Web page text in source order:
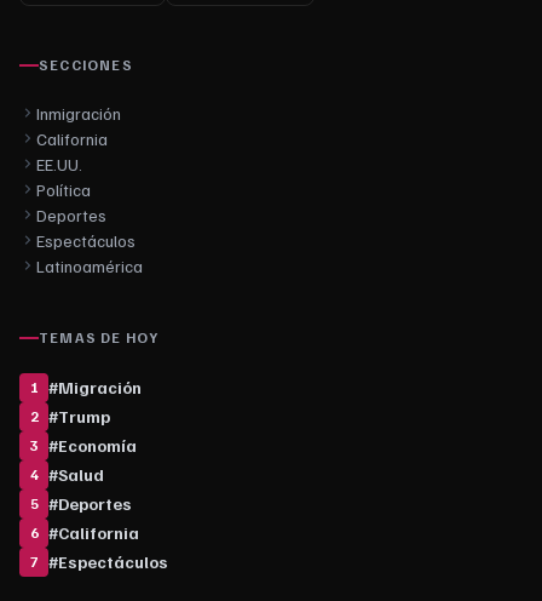
SECCIONES
Inmigración
California
EE.UU.
Política
Deportes
Espectáculos
Latinoamérica
TEMAS DE HOY
1 #Migración
2 #Trump
3 #Economía
4 #Salud
5 #Deportes
6 #California
7 #Espectáculos